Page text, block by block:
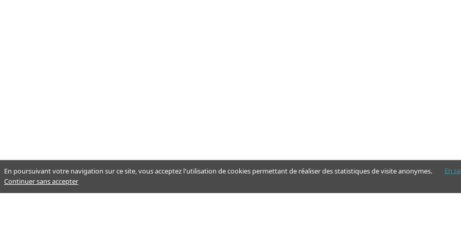
En poursuivant votre navigation sur ce site, vous acceptez l'utilisation de cookies permettant de réaliser des statistiques de visite anonymes. En
Continuer sans accepter